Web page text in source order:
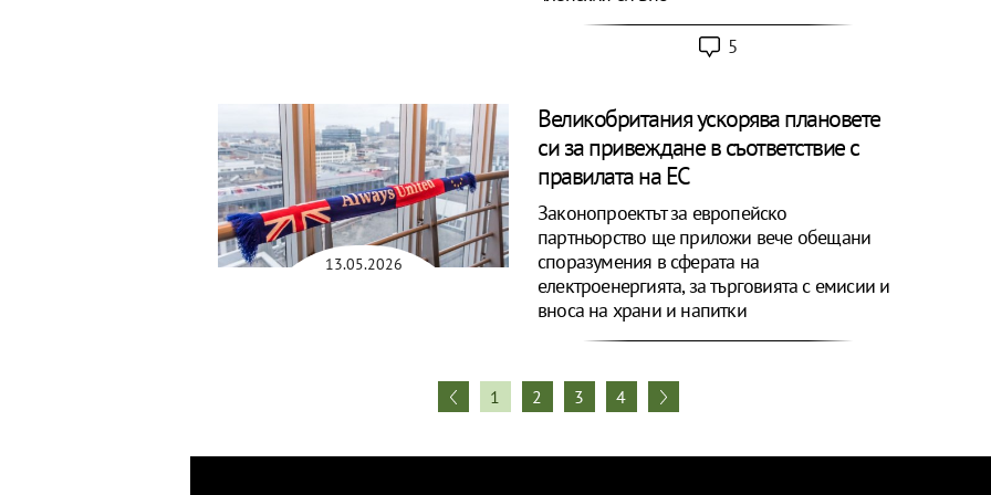
5
13.05.2026
Великобритания ускорява плановете
си за привеждане в съответствие с
правилата на ЕС
Законопроектът за европейско
партньорство ще приложи вече обещани
споразумения в сферата на
електроенергията, за търговията с емисии и
вноса на храни и напитки
1 2 3 4